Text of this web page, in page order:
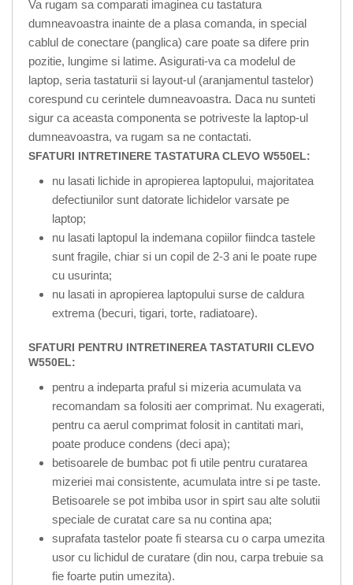
Va rugam sa comparati imaginea cu tastatura
dumneavoastra inainte de a plasa comanda, in special
cablul de conectare (panglica) care poate sa difere prin
pozitie, lungime si latime. Asigurati-va ca modelul de
laptop, seria tastaturii si layout-ul (aranjamentul tastelor)
corespund cu cerintele dumneavoastra. Daca nu sunteti
sigur ca aceasta componenta se potriveste la laptop-ul
dumneavoastra, va rugam sa ne contactati.
SFATURI INTRETINERE TASTATURA CLEVO W550EL:
nu lasati lichide in apropierea laptopului, majoritatea
defectiunilor sunt datorate lichidelor varsate pe
laptop;
nu lasati laptopul la indemana copiilor fiindca tastele
sunt fragile, chiar si un copil de 2-3 ani le poate rupe
cu usurinta;
nu lasati in apropierea laptopului surse de caldura
extrema (becuri, tigari, torte, radiatoare).
SFATURI PENTRU INTRETINEREA TASTATURII CLEVO
W550EL:
pentru a indeparta praful si mizeria acumulata va
recomandam sa folositi aer comprimat. Nu exagerati,
pentru ca aerul comprimat folosit in cantitati mari,
poate produce condens (deci apa);
betisoarele de bumbac pot fi utile pentru curatarea
mizeriei mai consistente, acumulata intre si pe taste.
Betisoarele se pot imbiba usor in spirt sau alte solutii
speciale de curatat care sa nu contina apa;
suprafata tastelor poate fi stearsa cu o carpa umezita
usor cu lichidul de curatare (din nou, carpa trebuie sa
fie foarte putin umezita).